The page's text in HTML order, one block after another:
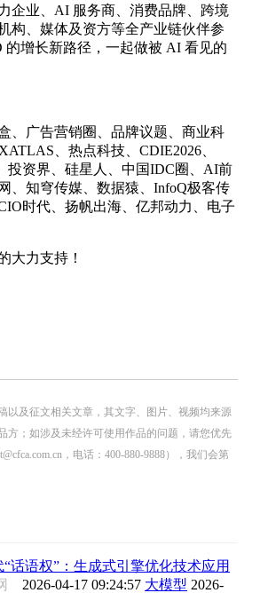
企业、AI 服务商、消费品牌、跨境
构、媒体及资方等全产业链伙伴参
的增长新路径，一起做被 AI 看见的
、广告营销圈、品牌议题、商业科
、热点科技、CDIE2026、
投资界、硅星人、中国IDC圈、AI前
、知穹传媒、数据猿、InfoQ极客传
CIO时代、扬帆出海、亿邦动力、电子
大力支持！
以及征文相关文章，其文字、图片、视频均来源
方；如涉及未经许可使用作品的问题，请您优先
，电话：400-880-9888），我们会第
话语权”：生成式引擎优化技术应用
2026-04-17 09:24:57 大模型 2026-